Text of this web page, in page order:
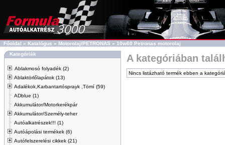
Főoldal » Katalógus » Motorolaj/PETRONAS » 10w60 Petronas motorolaj
Kategóriák
Ablakmosó folyadék (2)
Ablaktörlőlapátok (13)
Adalékok,Karbantartósprayk ,Tömí (59)
ADblue (1)
Akkumulátor/Motorkerékpár
Akkumulátor/Személy-teher
Autóalkatrészek!!! (1)
Autóápolási termékek (6)
Autófelszerelési cikkek (21)
A kategóriában
Nincs listázható termék ebben a